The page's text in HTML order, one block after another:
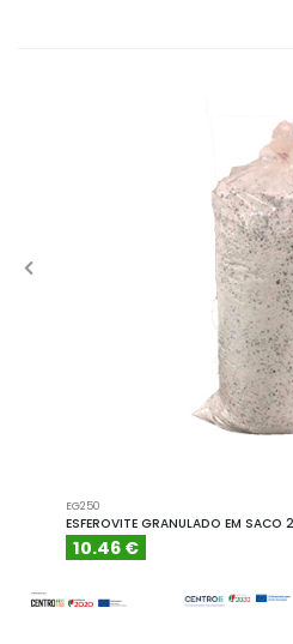
EG250
ESFEROVITE GRANULADO EM
10.46 €